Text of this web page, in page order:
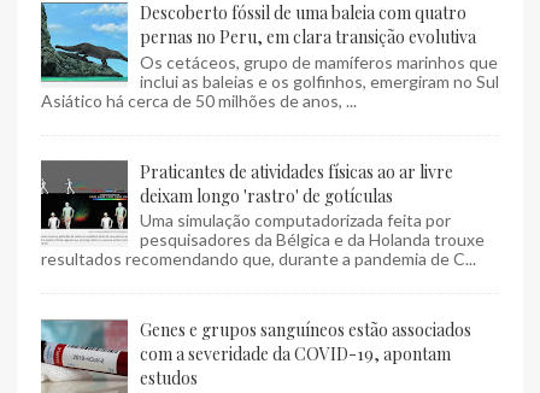
Descoberto fóssil de uma baleia com quatro
pernas no Peru, em clara transição evolutiva
Os cetáceos, grupo de mamíferos marinhos que
inclui as baleias e os golfinhos, emergiram no Sul
Asiático há cerca de 50 milhões de anos, ...
Praticantes de atividades físicas ao ar livre
deixam longo 'rastro' de gotículas
Uma simulação computadorizada feita por
pesquisadores da Bélgica e da Holanda trouxe
resultados recomendando que, durante a pandemia de C...
Genes e grupos sanguíneos estão associados
com a severidade da COVID-19, apontam
estudos